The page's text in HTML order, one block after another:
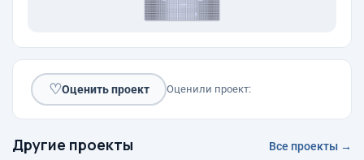
♡Оценить проект Оценили проект:
Другие проекты Все проекты →